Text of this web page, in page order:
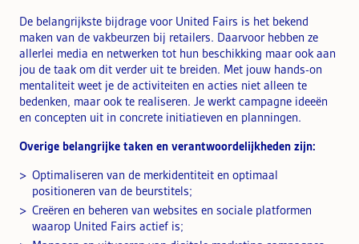
De belangrijkste bijdrage voor United Fairs is het bekend
maken van de vakbeurzen bij retailers. Daarvoor hebben ze
allerlei media en netwerken tot hun beschikking maar ook aan
jou de taak om dit verder uit te breiden. Met jouw hands-on
mentaliteit weet je de activiteiten en acties niet alleen te
bedenken, maar ook te realiseren. Je werkt campagne ideeën
en concepten uit in concrete initiatieven en planningen.
Overige belangrijke taken en verantwoordelijkheden zijn:
Optimaliseren van de merkidentiteit en optimaal
positioneren van de beurstitels;
Creëren en beheren van websites en sociale platformen
waarop United Fairs actief is;